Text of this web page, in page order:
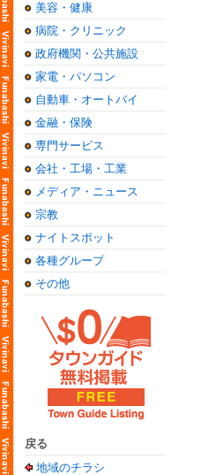
美容・健康
病院・クリニック
政府機関・公共施設
家電・パソコン
自動車・オートバイ
金融・保険
専門サービス
会社・工場・工業
メディア・ニュース
宗教
ナイトスポット
各種グループ
その他
戻る
地域のチラシ